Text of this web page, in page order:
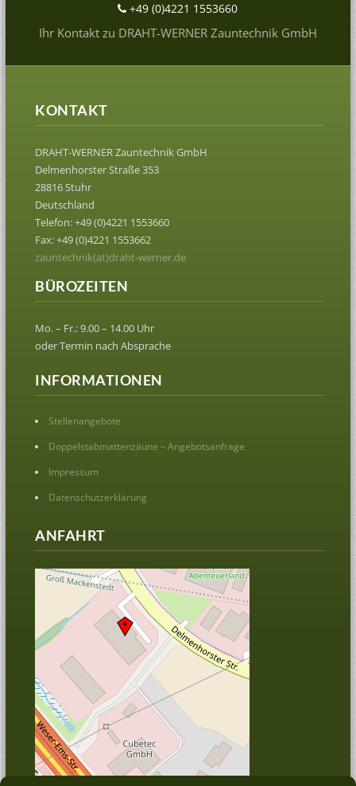
+49 (0)4221 1553660
Ihr Kontakt zu DRAHT-WERNER Zauntechnik GmbH
KONTAKT
DRAHT-WERNER Zauntechnik GmbH
Delmenhorster Straße 353
28816 Stuhr
Deutschland
Telefon: +49 (0)4221 1553660
Fax: +49 (0)4221 1553662
zauntechnik(at)draht-werner.de
BÜROZEITEN
Mo. – Fr.: 9.00 – 14.00 Uhr
oder Termin nach Absprache
INFORMATIONEN
Stellenangebote
Doppelstabmattenzäune – Angebotsanfrage
Impressum
Datenschutzerklärung
ANFAHRT